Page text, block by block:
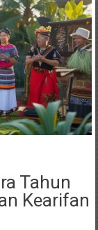
Tahun
Kearifan